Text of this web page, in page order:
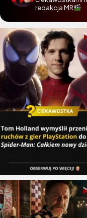
redakcja MR